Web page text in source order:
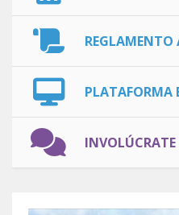
REGLAMENTO
PLATAFORMA